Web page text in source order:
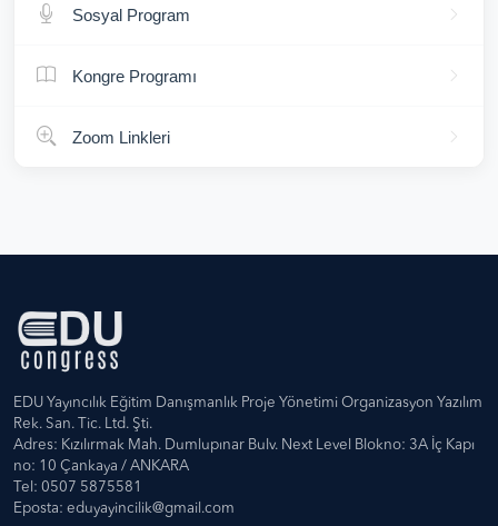
Sosyal Program
Kongre Programı
Zoom Linkleri
EDU Yayıncılık Eğitim Danışmanlık Proje Yönetimi Organizasyon Yazılım
Rek. San. Tic. Ltd. Şti.
Adres: Kızılırmak Mah. Dumlupınar Bulv. Next Level Blokno: 3A İç Kapı
no: 10 Çankaya / ANKARA
Tel: 0507 5875581
Eposta: eduyayincilik@gmail.com